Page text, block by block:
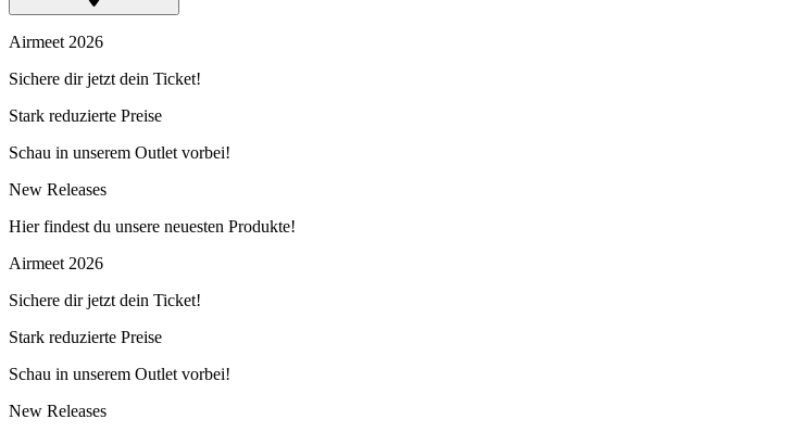
Airmeet 2026
Sichere dir jetzt dein Ticket!
Stark reduzierte Preise
Schau in unserem Outlet vorbei!
New Releases
Hier findest du unsere neuesten Produkte!
Airmeet 2026
Sichere dir jetzt dein Ticket!
Stark reduzierte Preise
Schau in unserem Outlet vorbei!
New Releases